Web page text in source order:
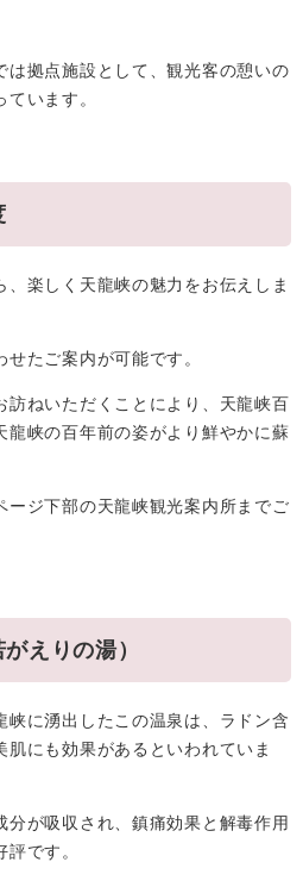
拠点施設として、観光客の憩いの
います。
楽しく天龍峡の魅力をお伝えしま
たご案内が可能です。
ねいただくことにより、天龍峡百
龍峡の百年前の姿がより鮮やかに蘇
ジ下部の天龍峡観光案内所までご
えりの湯）
に湧出したこの温泉は、ラドン含
にも効果があるといわれていま
が吸収され、鎮痛効果と解毒作用
です。